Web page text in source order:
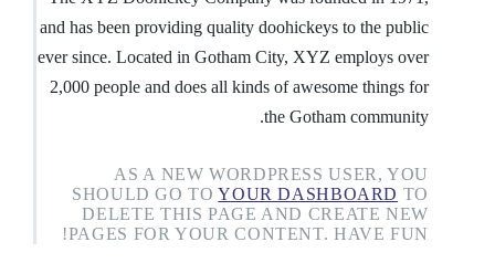
and has been providing quality doohickeys to the public
ever since. Located in Gotham City, XYZ employs over
2,000 people and does all kinds of awesome things for
the Gotham community.
AS A NEW WORDPRESS USER, YOU
SHOULD GO TOYOUR DASHBOARD TO
DELETE THIS PAGE AND CREATE NEW
PAGES FOR YOUR CONTENT. HAVE FUN!